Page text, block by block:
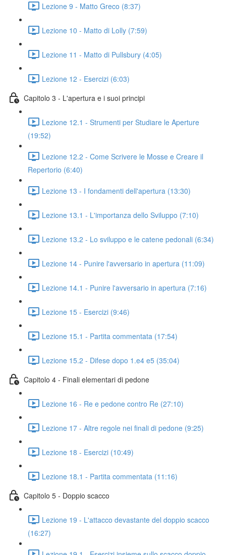
Lezione 9 - Matto Greco (8:37)
Lezione 10 - Matto di Lolly (7:59)
Lezione 11 - Matto di Pullsbury (4:05)
Lezione 12 - Esercizi (6:03)
Capitolo 3 - L'apertura e i suoi principi
Lezione 12.1 - Strumenti per Studiare le Aperture
(19:52)
Lezione 12.2 - Come Scrivere le Mosse e Creare il
Repertorio (6:40)
Lezione 13 - I fondamenti dell'apertura (13:30)
Lezione 13.1 - L'importanza dello Sviluppo (7:10)
Lezione 13.2 - Lo sviluppo e le catene pedonali (6:34)
Lezione 14 - Punire l'avversario in apertura (11:09)
Lezione 14.1 - Punire l'avversario in apertura (7:16)
Lezione 15 - Esercizi (9:46)
Lezione 15.1 - Partita commentata (17:54)
Lezione 15.2 - Difese dopo 1.e4 e5 (35:04)
Capitolo 4 - Finali elementari di pedone
Lezione 16 - Re e pedone contro Re (27:10)
Lezione 17 - Altre regole nei finali di pedone (9:25)
Lezione 18 - Esercizi (10:49)
Lezione 18.1 - Partita commentata (11:16)
Capitolo 5 - Doppio scacco
Lezione 19 - L'attacco devastante del doppio scacco
(16:27)